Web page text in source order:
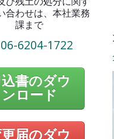
合わせは、本社業務
課まで
06-6204-1722
書のダウ
ンロード
届のダウ